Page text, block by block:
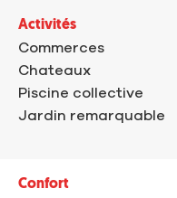
Activités
Commerces
Chateaux
Piscine collective
Jardin remarquable
Confort